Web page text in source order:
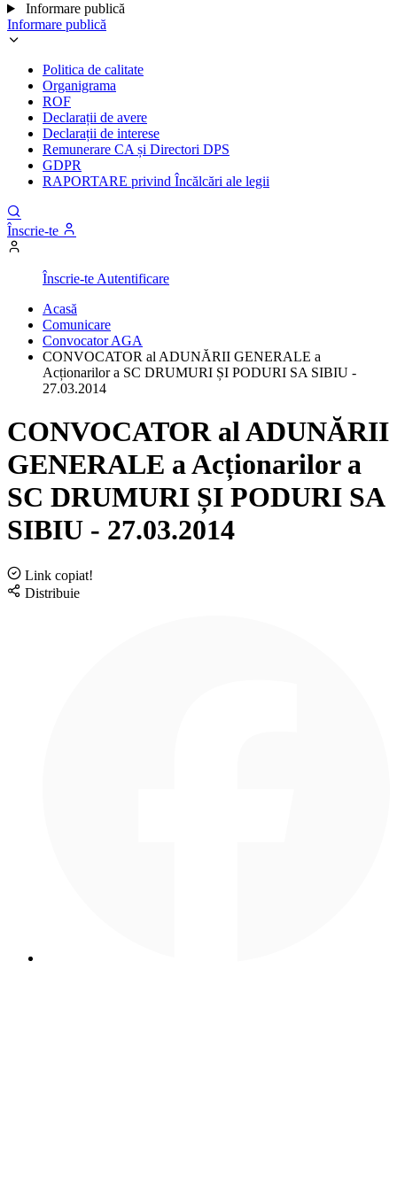
Informare publică
Informare publică
Politica de calitate
Organigrama
ROF
Declarații de avere
Declarații de interese
Remunerare CA și Directori DPS
GDPR
RAPORTARE privind Încălcări ale legii
Înscrie-te
Înscrie-te Autentificare
Acasă
Comunicare
Convocator AGA
CONVOCATOR al ADUNĂRII GENERALE a
Acționarilor a SC DRUMURI ȘI PODURI SA SIBIU -
27.03.2014
CONVOCATOR al ADUNĂRII
GENERALE a Acționarilor a
SC DRUMURI ȘI PODURI SA
SIBIU - 27.03.2014
Link copiat!
Distribuie